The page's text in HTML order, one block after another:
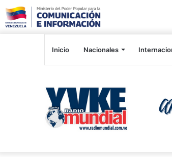
Inicio Nacionales